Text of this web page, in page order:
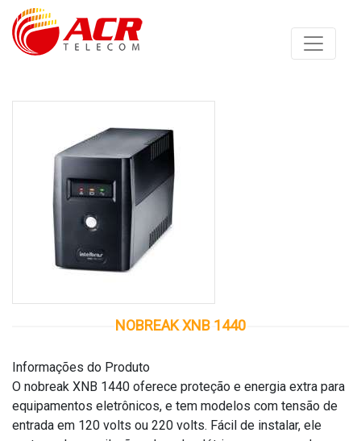
Anterior
NOBREAK XNB 1440
Informações do Produto
O nobreak XNB 1440 oferece proteção e energia extra para
equipamentos eletrônicos, e tem modelos com tensão de
entrada em 120 volts ou 220 volts. Fácil de instalar, ele